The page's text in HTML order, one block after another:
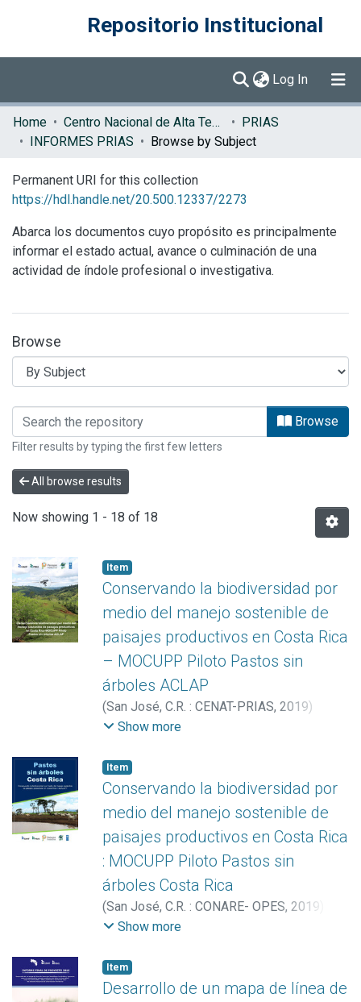
Repositorio Institucional
Log In (current)
Communities & Collections
Browse DSpace
Home Centro Nacional de Alta Tecnología (CENAT)
PRIAS
INFORMES PRIAS
Browse by Subject
Permanent URI for this collection
https://hdl.handle.net/20.500.12337/2273
Abarca los documentos cuyo propósito es principalmente
informar el estado actual, avance o culminación de una
actividad de índole profesional o investigativa.
Browse
Browsing INFORMES PRIAS byBrowse
Filter results by typing the first few letters
All browse results
Now showing 1 - 18 of 18
Item
Conservando la biodiversidad por
medio del manejo sostenible de
paisajes productivos en Costa Rica
– MOCUPP Piloto Pastos sin
árboles ACLAP
(San José, C.R. : CENAT-PRIAS, 2019)
Aguilar-Arias, Heileen
Céspedes, Armando
Show more
Item
Conservando la biodiversidad por
medio del manejo sostenible de
paisajes productivos en Costa Rica
: MOCUPP Piloto Pastos sin
árboles Costa Rica
(San José, C.R. : CONARE- OPES, 2019
Aguilar-Arias, Heileen
Rivera, Marilyn
Armando;Vargas Solano, Yerlin
Show more
Item
Desarrollo de un mapa de línea de